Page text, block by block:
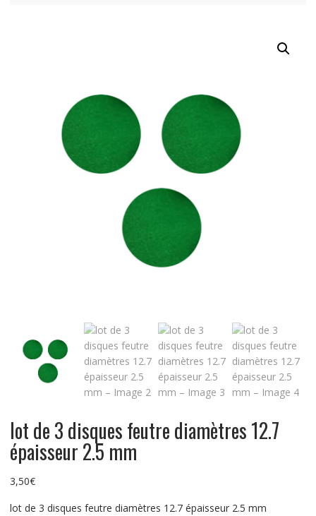
lot de 3 disques feutre diamètres 12.7
épaisseur 2.5 mm
3,50€
lot de 3 disques feutre diamètres 12.7 épaisseur 2.5 mm